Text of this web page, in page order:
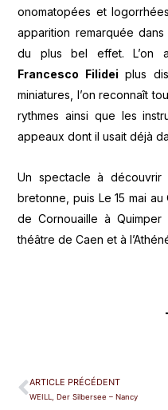
onomatopées et
apparition remarquée
du plus bel effet. L’on
Francesco Filidei plus
miniatures, l’on reconnaît
rythmes ainsi que les
appeaux dont il usait déjà
Un spectacle à
bretonne, puis Le 15 mai
de Cornouaille à
théâtre de Caen et à
ARTICLE PRÉCÉDENT
WEILL, Der Silbersee – Nancy